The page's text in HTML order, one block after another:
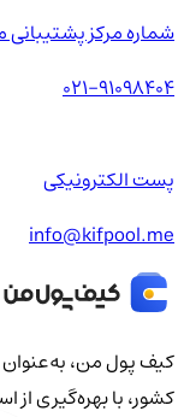
شماره مرکز پشتیبانی
021-91098404
پست الکترونیکی
info@kifpool.me
کیف‌ پول من، به‌عنوان
کشور، با بهره‌گیری از